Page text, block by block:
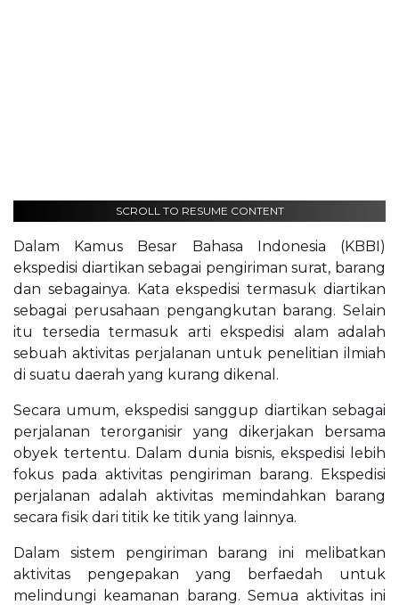
SCROLL TO RESUME CONTENT
Dalam Kamus Besar Bahasa Indonesia (KBBI)
ekspedisi diartikan sebagai pengiriman surat, barang
dan sebagainya. Kata ekspedisi termasuk diartikan
sebagai perusahaan pengangkutan barang. Selain
itu tersedia termasuk arti ekspedisi alam adalah
sebuah aktivitas perjalanan untuk penelitian ilmiah
di suatu daerah yang kurang dikenal.
Secara umum, ekspedisi sanggup diartikan sebagai
perjalanan terorganisir yang dikerjakan bersama
obyek tertentu. Dalam dunia bisnis, ekspedisi lebih
fokus pada aktivitas pengiriman barang. Ekspedisi
perjalanan adalah aktivitas memindahkan barang
secara fisik dari titik ke titik yang lainnya.
Dalam sistem pengiriman barang ini melibatkan
aktivitas pengepakan yang berfaedah untuk
melindungi keamanan barang. Semua aktivitas ini